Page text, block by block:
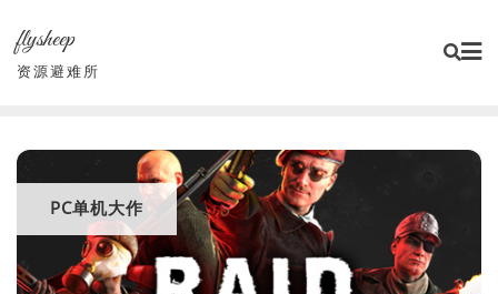
content
flysheep
资源避难所
PC单机大作